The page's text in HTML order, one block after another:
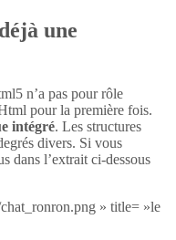
une
n’a pas pour rôle
pour la première fois.
intégré. Les structures
divers. Si vous
dans l’extrait ci-dessous
» title= »le